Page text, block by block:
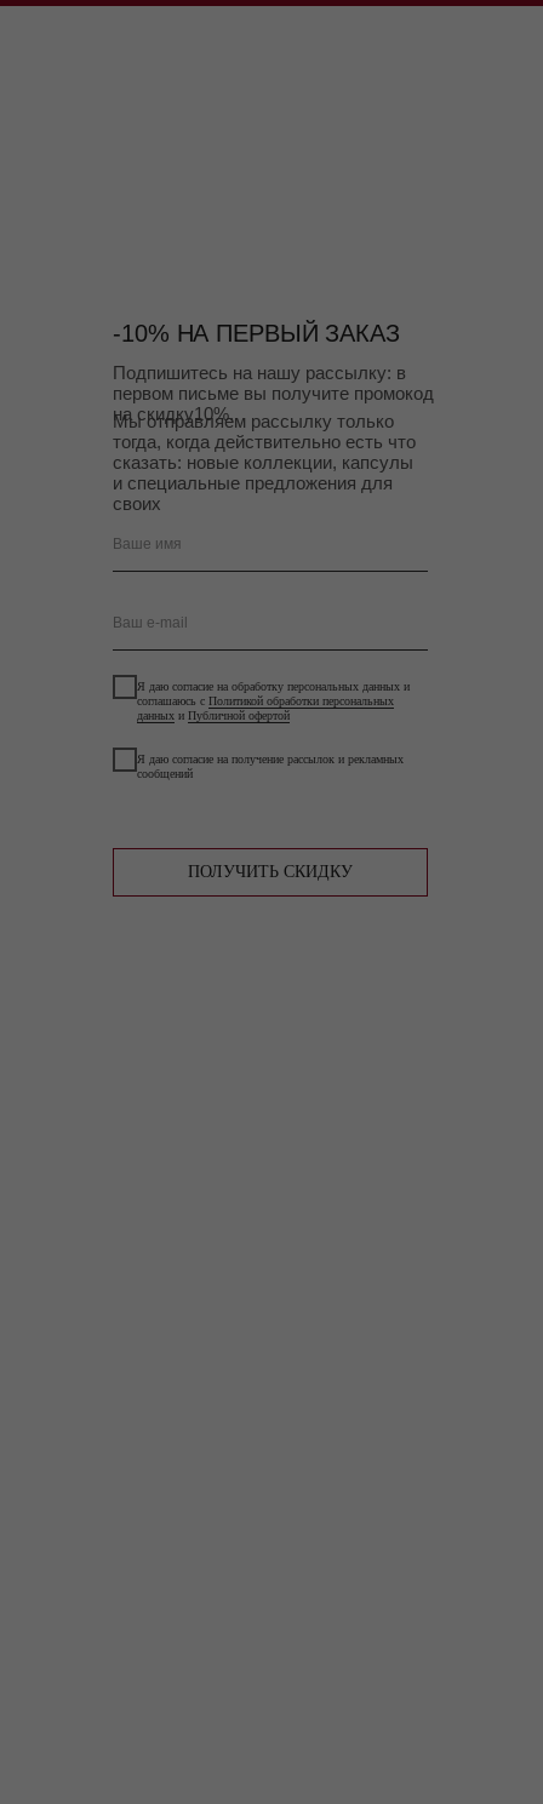
Мы отправляем рассылку только
тогда, когда действительно есть что
сказать: новые коллекции, капсулы
и специальные предложения для
своих
Подпишитесь на нашу рассылку: в
первом письме вы получите промокод
на скидку10%.
-10% НА ПЕРВЫЙ ЗАКАЗ
Ваше имя
Ваш e-mail
Я даю согласие на обработку персональных данных и
соглашаюсь с Политикой обработки персональных
данных и Публичной офертой
Я даю согласие на получение рассылок и рекламных
сообщений
ПОЛУЧИТЬ СКИДКУ